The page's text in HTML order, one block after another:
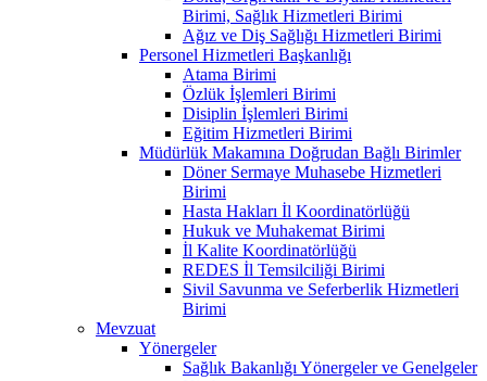
Birimi, Sağlık Hizmetleri Birimi
Ağız ve Diş Sağlığı Hizmetleri Birimi
Personel Hizmetleri Başkanlığı
Atama Birimi
Özlük İşlemleri Birimi
Disiplin İşlemleri Birimi
Eğitim Hizmetleri Birimi
Müdürlük Makamına Doğrudan Bağlı Birimler
Döner Sermaye Muhasebe Hizmetleri
Birimi
Hasta Hakları İl Koordinatörlüğü
Hukuk ve Muhakemat Birimi
İl Kalite Koordinatörlüğü
REDES İl Temsilciliği Birimi
Sivil Savunma ve Seferberlik Hizmetleri
Birimi
Mevzuat
Yönergeler
Sağlık Bakanlığı Yönergeler ve Genelgeler